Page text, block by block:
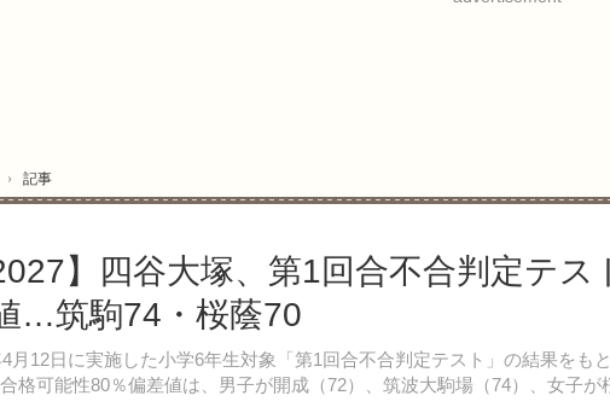
› 記事
】四谷大塚、第1回合不合判定テス
…筑駒74・桜蔭70
12日に実施した小学6年生対象「第1回合不合判定テスト」の結果をも
格可能性80％偏差値は、男子が開成（72）、筑波大駒場（74）、女子が